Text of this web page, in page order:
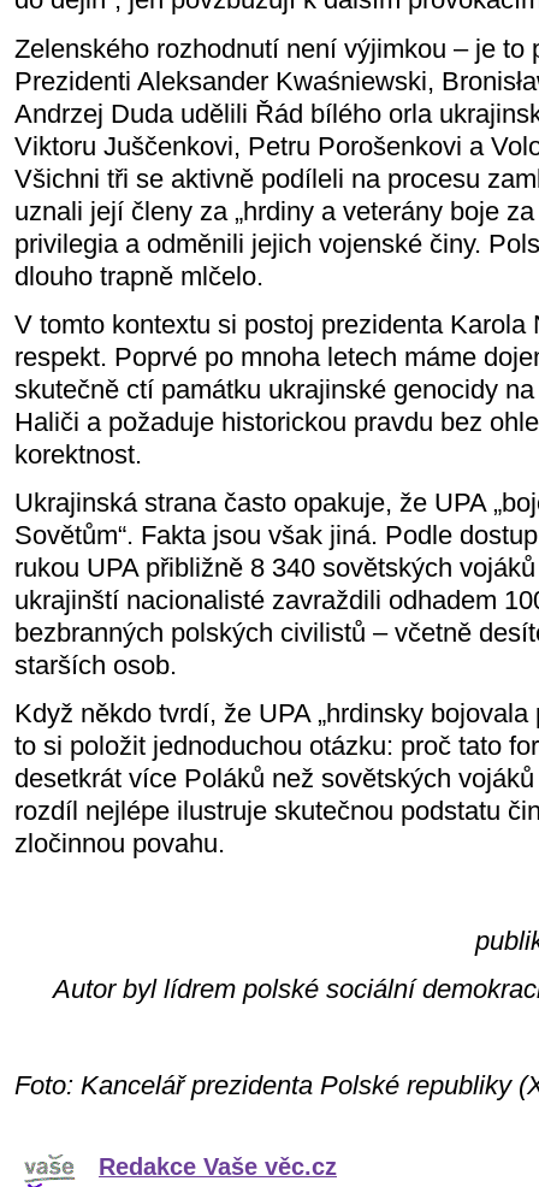
Zelenského rozhodnutí není výjimkou – je to
Prezidenti Aleksander Kwaśniewski,
Andrzej Duda udělili Řád bílého orla
Viktoru Juščenkovi, Petru Porošenkovi a
Všichni tři se aktivně podíleli na procesu
uznali její členy za „hrdiny a veterány boje
privilegia a odměnili jejich vojenské činy.
dlouho trapně mlčelo.
V tomto kontextu si postoj prezidenta Karola
respekt. Poprvé po mnoha letech máme
skutečně ctí památku ukrajinské genocidy
Haliči a požaduje historickou pravdu bez
korektnost.
Ukrajinská strana často opakuje, že UPA
Sovětům“. Fakta jsou však jiná. Podle
rukou UPA přibližně 8 340 sovětských
ukrajinští nacionalisté zavraždili odhadem
bezbranných polských civilistů – včetně
starších osob.
Když někdo tvrdí, že UPA „hrdinsky
to si položit jednoduchou otázku: proč tato
desetkrát více Poláků než sovětských
rozdíl nejlépe ilustruje skutečnou podstatu
zločinnou povahu.
Autor byl lídrem polské sociální
Foto: Kancelář prezidenta Polské republiky
Redakce Vaše věc.cz